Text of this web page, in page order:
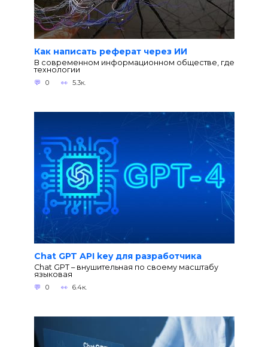
Как написать реферат через ИИ
В современном информационном обществе, где
технологии
0 5.3к.
Chat GPT API key для разработчика
Chat GPT – внушительная по своему масштабу
языковая
0 6.4к.